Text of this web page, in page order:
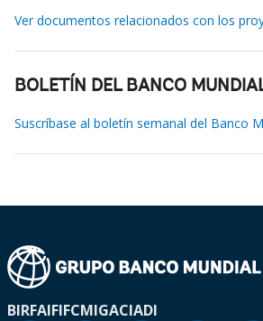
Ver documentos relacionados con los
BOLETÍN DEL BANCO
Suscríbase al boletín semanal del Banco
BIRFAIFIFCMIGACIADI